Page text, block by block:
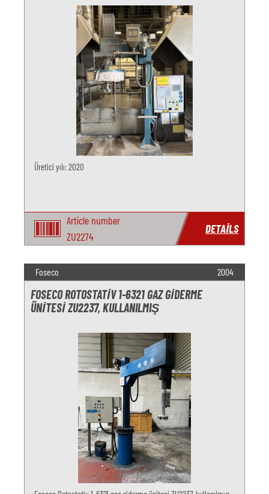
Üretici yılı: 2020
Article number
ZU2274
DETAILS
Foseco 2004
FOSECO ROTOSTATIV 1-6321 GAZ GIDERME
ÜNITESI ZU2237, KULLANILMIŞ